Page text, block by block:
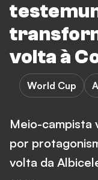
volta à
World Cup
Meio-campista
por
volta da